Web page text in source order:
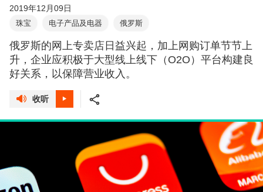
2019年12月09日
珠宝 电子产品及电器 俄罗斯
俄罗斯的网上专卖店日益兴起，加上网购订单节节上
升，企业应积极于大型线上线下（O2O）平台构建良
好关系，以保障营业收入。
收听